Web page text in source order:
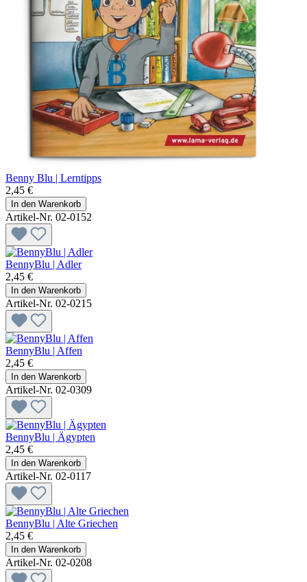
Benny Blu | Lerntipps
2,45 €
In den Warenkorb
Artikel-Nr. 02-0152
BennyBlu | Adler
2,45 €
In den Warenkorb
Artikel-Nr. 02-0215
BennyBlu | Affen
2,45 €
In den Warenkorb
Artikel-Nr. 02-0309
BennyBlu | Ägypten
2,45 €
In den Warenkorb
Artikel-Nr. 02-0117
BennyBlu | Alte Griechen
2,45 €
In den Warenkorb
Artikel-Nr. 02-0208